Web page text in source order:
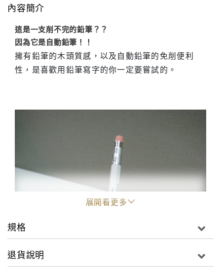
內容簡介
這是一支削不完的鉛筆？？
因為它是自動鉛筆！！
擁有鉛筆的木頭質感，以及自動鉛筆的免削便利
性，是喜歡用鉛筆寫字的你一定要嘗試的。
展開看更多
規格
退貨說明